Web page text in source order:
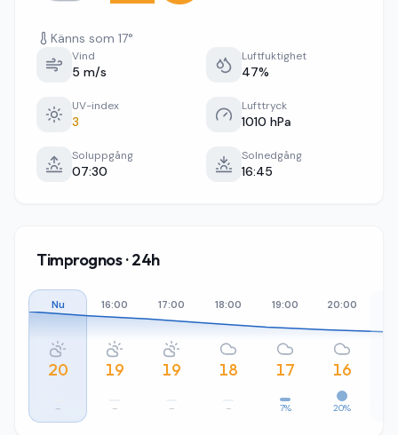
Känns som 17°
Vind
5 m/s
Luftfuktighet
47%
UV-index
3
Lufttryck
1010 hPa
Soluppgång
07:30
Solnedgång
16:45
Timprognos · 24h
Nu
20
–
16:00
19
–
17:00
19
–
18:00
18
–
19:00
17
7%
20:00
16
20%